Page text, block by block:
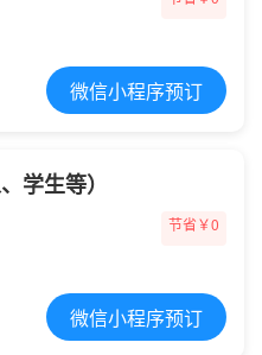
微信小程序预订
学生等）
节省￥0
微信小程序预订